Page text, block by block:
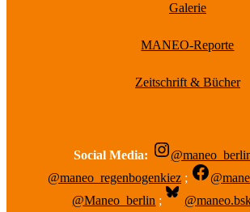
Galerie
MANEO-Reporte
Zeitschrift & Bücher
Social Media:
@maneo_regenbogenkiez ;
@Maneo_berlin ;